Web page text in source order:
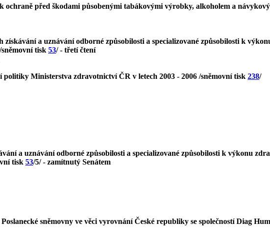
před škodami působenými tabákovými výrobky, alkoholem a
a uznávání odborné způsobilosti a specializované způsobilosti k
tisk 53/ - třetí čtení
politiky Ministerstva zdravotnictví ČR v letech 2003 - 2006 /sněmovní tisk 238/
a uznávání odborné způsobilosti a specializované způsobilosti k výkonu
tisk 53/5/ - zamítnutý Senátem
sněmovny ve věci vyrovnání České republiky se společností Diag